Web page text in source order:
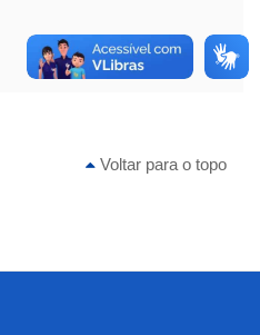
Voltar para o topo